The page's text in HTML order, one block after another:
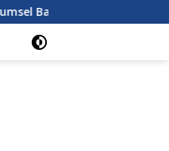
Lahat Pererat